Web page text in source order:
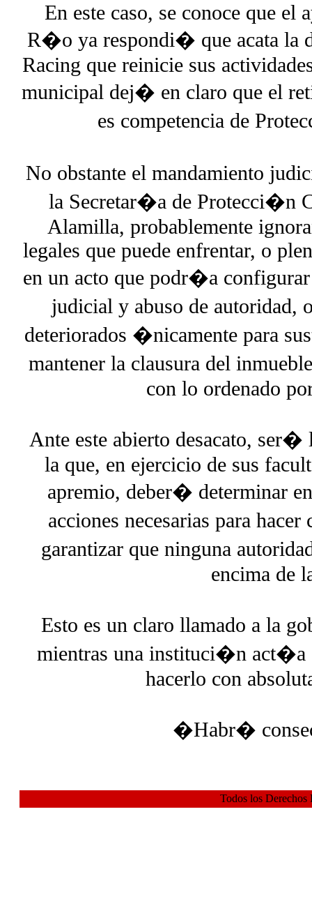
En este caso, se conoce que el
R�o ya respondi� que acata la
Racing que reinicie sus
municipal dej� en claro que el
es competencia de
No obstante el mandamiento
la Secretar�a de Protecci�n
Alamilla, probablemente
legales que puede enfrentar, o
en un acto que podr�a
judicial y abuso de
deteriorados �nicamente para
mantener la clausura del
con lo ordenado
Ante este abierto desacato,
la que, en ejercicio de sus
apremio, deber� determinar
acciones necesarias para
garantizar que ninguna
encima de
Esto es un claro llamado a la
mientras una instituci�n act�a
hacerlo con
�Habr�
Todos los Derechos